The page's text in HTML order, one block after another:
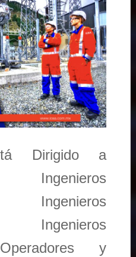
Dirigido a
Ingenieros
Ingenieros
Ingenieros
y